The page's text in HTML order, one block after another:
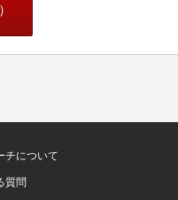
チについて
質問